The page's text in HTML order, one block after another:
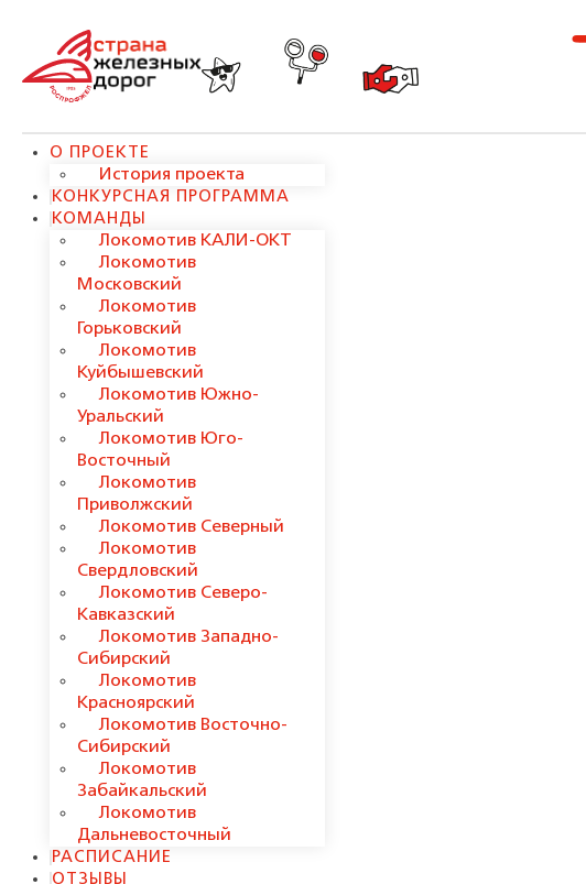
О ПРОЕКТЕ
История проекта
КОНКУРСНАЯ ПРОГРАММА
КОМАНДЫ
Локомотив КАЛИ-ОКТ
Локомотив
Московский
Локомотив
Горьковский
Локомотив
Куйбышевский
Локомотив Южно-
Уральский
Локомотив Юго-
Восточный
Локомотив
Приволжский
Локомотив Северный
Локомотив
Свердловский
Локомотив Северо-
Кавказский
Локомотив Западно-
Сибирский
Локомотив
Красноярский
Локомотив Восточно-
Сибирский
Локомотив
Забайкальский
Локомотив
Дальневосточный
РАСПИСАНИЕ
ОТЗЫВЫ